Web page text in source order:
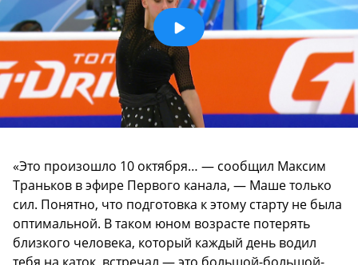
«Это произошло 10 октября… — сообщил Максим
Траньков в эфире Первого канала, — Маше только
сил. Понятно, что подготовка к этому старту не была
оптимальной. В таком юном возрасте потерять
близкого человека, который каждый день водил